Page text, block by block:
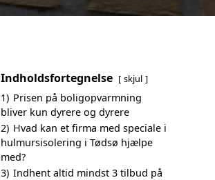
Indholdsfortegnelse skjul
1) Prisen på boligopvarmning
bliver kun dyrere og dyrere
2) Hvad kan et firma med speciale i
hulmursisolering i Tødsø hjælpe
med?
3) Indhent altid mindst 3 tilbud på